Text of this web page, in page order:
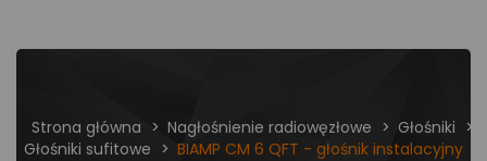
Strona główna Nagłośnienie radiowęzłowe
Głośniki
Głośniki sufitowe
BIAMP CM 6 QFT - głośnik instalacyjny